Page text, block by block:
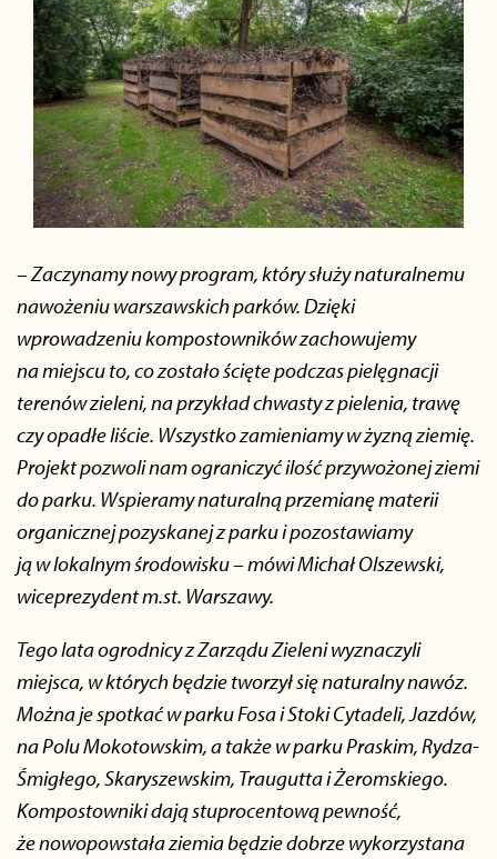
– Zaczynamy nowy program, który służy naturalnemu
nawożeniu warszawskich parków. Dzięki
wprowadzeniu kompostowników zachowujemy
na miejscu to, co zostało ścięte podczas pielęgnacji
terenów zieleni, na przykład chwasty z pielenia, trawę
czy opadłe liście. Wszystko zamieniamy w żyzną ziemię.
Projekt pozwoli nam ograniczyć ilość przywożonej ziemi
do parku. Wspieramy naturalną przemianę materii
organicznej pozyskanej z parku i pozostawiamy
ją w lokalnym środowisku – mówi Michał Olszewski,
wiceprezydent m.st. Warszawy.
Tego lata ogrodnicy z Zarządu Zieleni wyznaczyli
miejsca, w których będzie tworzył się naturalny nawóz.
Można je spotkać w parku Fosa i Stoki Cytadeli, Jazdów,
na Polu Mokotowskim, a także w parku Praskim, Rydza-
Śmigłego, Skaryszewskim, Traugutta i Żeromskiego.
Kompostowniki dają stuprocentową pewność,
że nowopowstała ziemia będzie dobrze wykorzystana